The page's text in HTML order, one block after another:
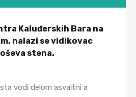
Kaluđerskih Bara na
nalazi se vidikovac
stena.
vodi delom asvaltni a